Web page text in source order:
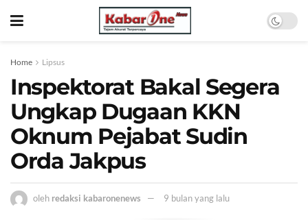
Home Lipsus
Inspektorat Bakal Segera
Ungkap Dugaan KKN
Oknum Pejabat Sudin
Orda Jakpus
oleh redaksi kabaronenews 9 bulan yang lalu